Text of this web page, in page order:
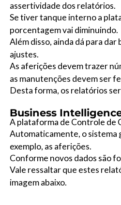
assertividade dos relatórios.
Se tiver tanque interno a
porcentagem vai diminuindo.
Além disso, ainda dá para
ajustes.
As aferições devem trazer
as manutenções devem ser
Desta forma, os relatórios
Business
A plataforma de Controle de
Automaticamente, o sistema
exemplo, as aferições.
Conforme novos dados são
Vale ressaltar que estes
imagem abaixo.